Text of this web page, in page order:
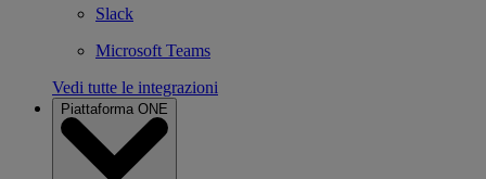
Slack
Microsoft Teams
Vedi tutte le integrazioni
Piattaforma ONE